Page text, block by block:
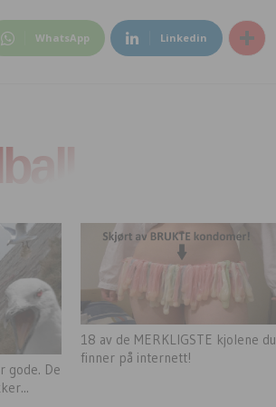
WhatsApp Linkedin
gode. De
18 av de MERKLIGSTE kjolene du
finner på internett!